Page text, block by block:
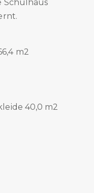
Schulhaus
m2
40,0 m2